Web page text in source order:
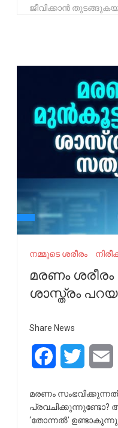
ജീവിക്കാൻ‌
നമ്മുടെ ശരീരം
മരണം
ശാസ്ത്രം
Share News
FacebookTwitter
മരണം
പ്രവചിക്കുന്നുണ്ടോ?
‘തോന്നൽ’